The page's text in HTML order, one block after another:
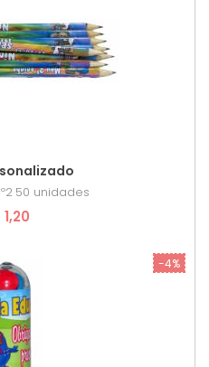
50 unidades
1,20
-4%